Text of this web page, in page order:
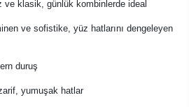
ve klasik, günlük kombinlerde ideal
ve sofistike, yüz hatlarını dengeleyen
duruş
yumuşak hatlar